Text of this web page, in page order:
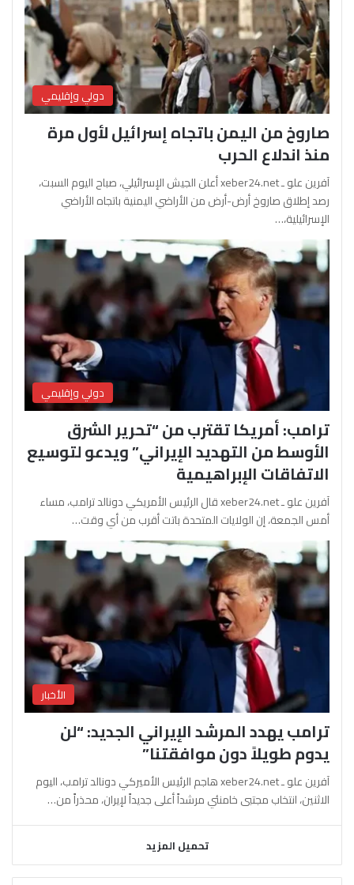
دولي وإقليمي
صاروخ من اليمن باتجاه إسرائيل لأول مرة
منذ اندلاع الحرب
آفرين علو ـ xeber24.net أعلن الجيش الإسرائيلي، صباح اليوم السبت،
رصد إطلاق صاروخ أرض-أرض من الأراضي اليمنية باتجاه الأراضي
الإسرائيلية،…
دولي وإقليمي
ترامب: أمريكا تقترب من “تحرير الشرق
الأوسط من التهديد الإيراني” ويدعو لتوسيع
الاتفاقات الإبراهيمية
آفرين علو ـ xeber24.net قال الرئيس الأمريكي دونالد ترامب، مساء
أمس الجمعة، إن الولايات المتحدة باتت أقرب من أي وقت…
الأخبار
ترامب يهدد المرشد الإيراني الجديد: “لن
يدوم طويلاً دون موافقتنا”
آفرين علو ـ xeber24.net هاجم الرئيس الأميركي دونالد ترامب، اليوم
الاثنين، انتخاب مجتبى خامنئي مرشداً أعلى جديداً لإيران، محذراً من…
تحميل المزيد